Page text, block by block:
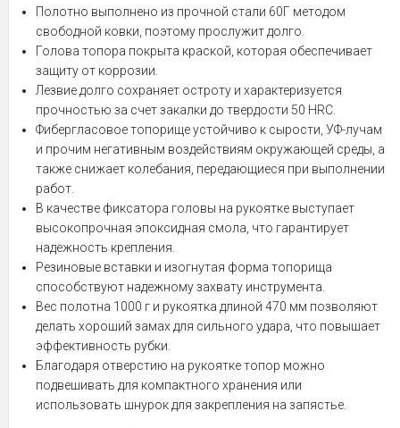
Полотно выполнено из прочной стали 60Г методом
свободной ковки, поэтому прослужит долго.
Голова топора покрыта краской, которая обеспечивает
защиту от коррозии.
Лезвие долго сохраняет остроту и характеризуется
прочностью за счет закалки до твердости 50 HRC.
Фибергласовое топорище устойчиво к сырости, УФ-лучам
и прочим негативным воздействиям окружающей среды, а
также снижает колебания, передающиеся при выполнении
работ.
В качестве фиксатора головы на рукоятке выступает
высокопрочная эпоксидная смола, что гарантирует
надежность крепления.
Резиновые вставки и изогнутая форма топорища
способствуют надежному захвату инструмента.
Вес полотна 1000 г и рукоятка длиной 470 мм позволяют
делать хороший замах для сильного удара, что повышает
эффективность рубки.
Благодаря отверстию на рукоятке топор можно
подвешивать для компактного хранения или
использовать шнурок для закрепления на запястье.